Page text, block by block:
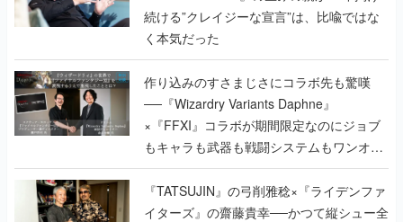
続ける”クレイジーな宣言”は、比喩ではな
く本気だった
作り込みのすさまじさにコラボ先も驚嘆
──『Wizardry Variants Daphne』
×『FFXI』コラボが期間限定なのにジョブ
もキャラも武器も戦闘システムもワンオフ
で作り込まれた理由を両ディレクターに聞
く
『TATSUJIN』の弓削雅稔×『ライデンファ
イターズ』の齋藤貴幸──かつて縦シュー全